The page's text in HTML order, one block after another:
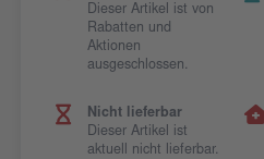
Dieser Artikel ist von
Rabatten und
Aktionen
ausgeschlossen.
Nicht lieferbar
Dieser Artikel ist
aktuell nicht lieferbar.